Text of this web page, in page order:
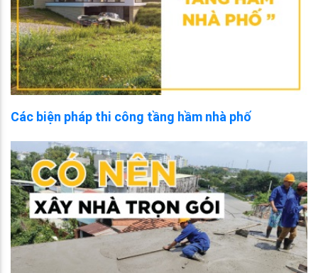
Các biện pháp thi công tầng hầm nhà phố